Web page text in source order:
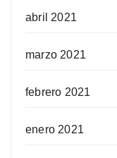
abril 2021
marzo 2021
febrero 2021
enero 2021